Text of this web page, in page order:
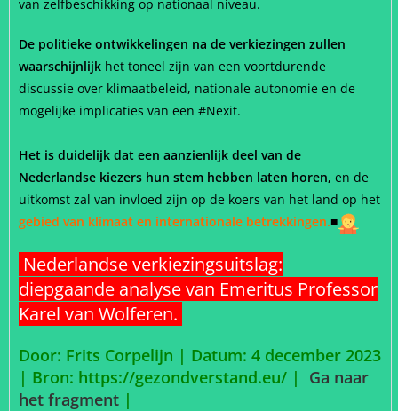
van zelfbeschikking op nationaal niveau.
De politieke ontwikkelingen na de verkiezingen zullen
waarschijnlijk het toneel zijn van een voortdurende
discussie over klimaatbeleid, nationale autonomie en de
mogelijke implicaties van een #Nexit.
Het is duidelijk dat een aanzienlijk deel van de
Nederlandse kiezers hun stem hebben laten horen, en de
uitkomst zal van invloed zijn op de koers van het land op het
gebied van klimaat en internationale betrekkingen.■
Nederlandse verkiezingsuitslag:
diepgaande analyse van Emeritus Professor
Karel van Wolferen.
Door: Frits Corpelijn | Datum: 4 december 2023
| Bron: https://gezondverstand.eu/ | Ga naar
het fragment |